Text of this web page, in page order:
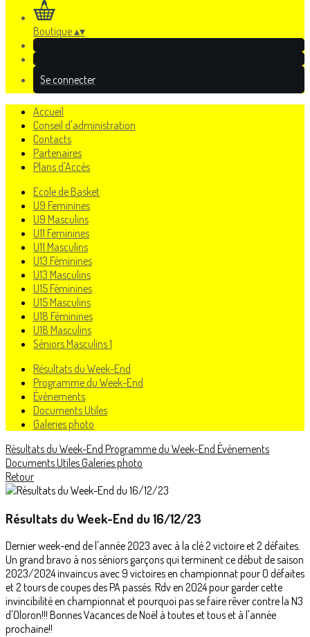
Boutique▴▾
Se connecter
Accueil
Conseil d'administration
Contacts
Partenaires
Plans d'Accès
Ecole de Basket
U9 Feminines
U9 Masculins
U11 Feminines
U11 Masculins
U13 Féminines
U13 Masculins
U15 Féminines
U15 Masculins
U18 Féminines
U18 Masculins
Séniors Masculins 1
Résultats du Week-End
Programme du Week-End
Évènements
Documents Utiles
Galeries photo
Résultats du Week-End Programme du Week-End Évènements
Documents UtilesGaleries photo
Retour
Résultats du Week-End du 16/12/23
Dernier week-end de l'année 2023 avec à la clé 2 victoire et 2 défaites.
Un grand bravo à nos séniors garçons qui terminent ce début de saison
2023/2024 invaincus avec 9 victoires en championnat pour 0 défaites
et 2 tours de coupes des PA passés. Rdv en 2024 pour garder cette
invincibilité en championnat et pourquoi pas se faire rêver contre la N3
d'Oloron!!! Bonnes Vacances de Noël à toutes et tous et à l'année
prochaine!!